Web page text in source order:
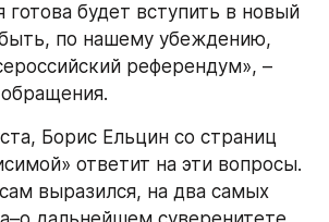
готова будет вступить в новый
по нашему убеждению,
референдум», –
Борис Ельцин со страниц
ответит на эти вопросы.
выразился, на два самых